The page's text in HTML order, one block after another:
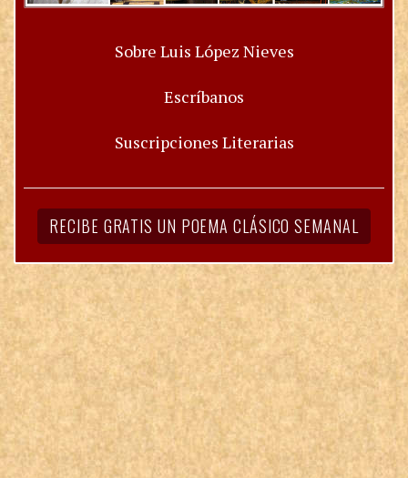
Sobre Luis López Nieves
Escríbanos
Suscripciones Literarias
RECIBE GRATIS UN POEMA CLÁSICO SEMANAL